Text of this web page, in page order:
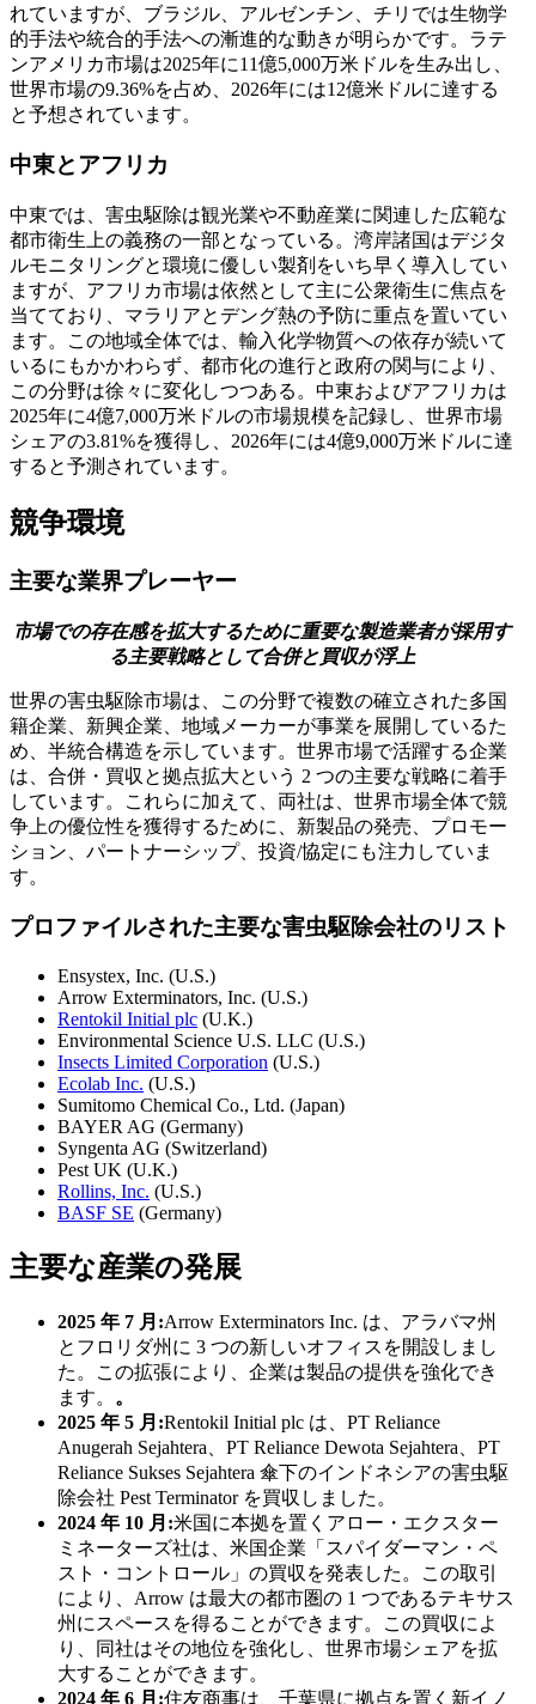
れていますが、ブラジル、アルゼンチン、チリでは生物学
的手法や統合的手法への漸進的な動きが明らかです。ラテ
ンアメリカ市場は2025年に11億5,000万米ドルを生み出し、
世界市場の9.36%を占め、2026年には12億米ドルに達する
と予想されています。
中東とアフリカ
中東では、害虫駆除は観光業や不動産業に関連した広範な
都市衛生上の義務の一部となっている。湾岸諸国はデジタ
ルモニタリングと環境に優しい製剤をいち早く導入してい
ますが、アフリカ市場は依然として主に公衆衛生に焦点を
当てており、マラリアとデング熱の予防に重点を置いてい
ます。この地域全体では、輸入化学物質への依存が続いて
いるにもかかわらず、都市化の進行と政府の関与により、
この分野は徐々に変化しつつある。中東およびアフリカは
2025年に4億7,000万米ドルの市場規模を記録し、世界市場
シェアの3.81%を獲得し、2026年には4億9,000万米ドルに達
すると予測されています。
競争環境
主要な業界プレーヤー
市場での存在感を拡大するために重要な製造業者が採用す
る主要戦略として合併と買収が浮上
世界の害虫駆除市場は、この分野で複数の確立された多国
籍企業、新興企業、地域メーカーが事業を展開しているた
め、半統合構造を示しています。世界市場で活躍する企業
は、合併・買収と拠点拡大という 2 つの主要な戦略に着手
しています。これらに加えて、両社は、世界市場全体で競
争上の優位性を獲得するために、新製品の発売、プロモー
ション、パートナーシップ、投資/協定にも注力していま
す。
プロファイルされた主要な害虫駆除会社のリスト
Ensystex, Inc. (U.S.)
Arrow Exterminators, Inc. (U.S.)
Rentokil Initial plc (U.K.)
Environmental Science U.S. LLC (U.S.)
Insects Limited Corporation (U.S.)
Ecolab Inc. (U.S.)
Sumitomo Chemical Co., Ltd. (Japan)
BAYER AG (Germany)
Syngenta AG (Switzerland)
Pest UK (U.K.)
Rollins, Inc. (U.S.)
BASF SE (Germany)
主要な産業の発展
2025 年 7 月:Arrow Exterminators Inc. は、アラバマ州
とフロリダ州に 3 つの新しいオフィスを開設しまし
た。この拡張により、企業は製品の提供を強化でき
ます。 。
2025 年 5 月:Rentokil Initial plc は、PT Reliance
Anugerah Sejahtera、PT Reliance Dewota Sejahtera、PT
Reliance Sukses Sejahtera 傘下のインドネシアの害虫駆
除会社 Pest Terminator を買収しました。
2024 年 10 月:米国に本拠を置くアロー・エクスター
ミネーターズ社は、米国企業「スパイダーマン・ペ
スト・コントロール」の買収を発表した。この取引
により、Arrow は最大の都市圏の 1 つであるテキサス
州にスペースを得ることができます。この買収によ
り、同社はその地位を強化し、世界市場シェアを拡
大​​することができます。
2024 年 6 月:住友商事は、千葉県に拠点を置く新イノ